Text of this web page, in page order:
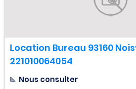
Location Bureau 93160
221010064054
Nous consulter